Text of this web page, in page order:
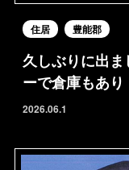
住居 豊能郡
久しぶりに出
ーで倉庫もあり
2026.06.1